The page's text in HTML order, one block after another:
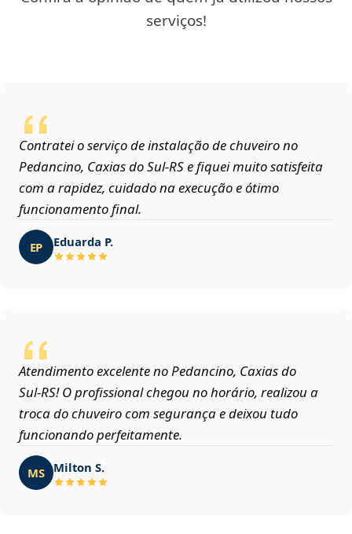
serviços!
Contratei o serviço de instalação de chuveiro no
Pedancino, Caxias do Sul‑RS e fiquei muito satisfeita
com a rapidez, cuidado na execução e ótimo
funcionamento final.
EP Eduarda P.
Atendimento excelente no Pedancino, Caxias do
Sul‑RS! O profissional chegou no horário, realizou a
troca do chuveiro com segurança e deixou tudo
funcionando perfeitamente.
MS Milton S.